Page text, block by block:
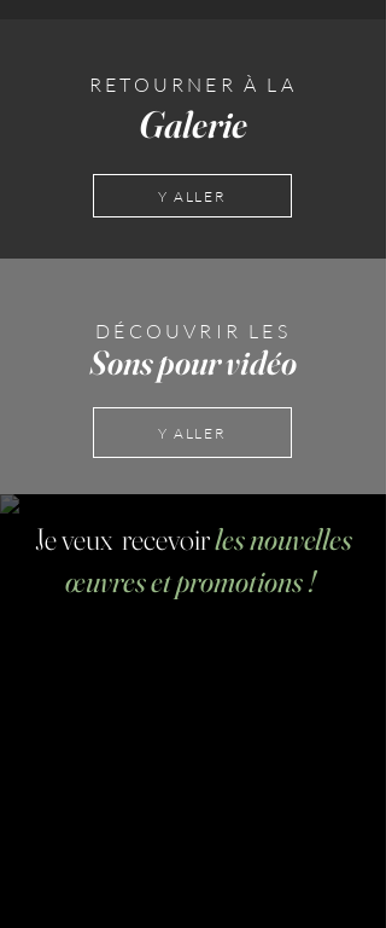
RETOURNER À LA
Galerie
Y ALLER
DÉCOUVRIR LES
Sons pour vidéo
Y ALLER
Je veux recevoirles nouvelles
œuvres et promotions !